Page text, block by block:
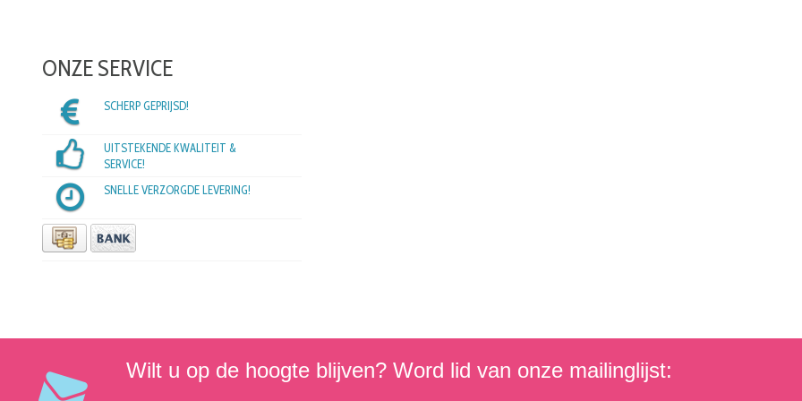
ONZE SERVICE
SCHERP GEPRIJSD!
UITSTEKENDE KWALITEIT &
SERVICE!
SNELLE VERZORGDE LEVERING!
Wilt u op de hoogte blijven? Word lid van onze mailinglijst: